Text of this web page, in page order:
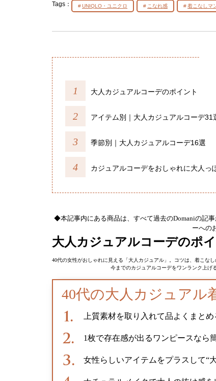
Tags： UNIQLO・ユニクロ こなれ感 着こなしマ
大人カジュアルコーデのポイント
アイテム別｜大人カジュアルコーデ31
季節別｜大人カジュアルコーデ16選
カジュアルコーデをおしゃれに大人っ
◆本記事内にある商品は、すべて過去のDomaniの記
ーへの
大人カジュアルコーデのポ
40代の女性がおしゃれに見える「大人カジュアル」。コツは、着こな
今までのカジュアルコーデをワンランク上げ
40代の大人カジュアル
上質素材を取り入れて品よくまとめ
1枚で存在感が出るワンピースなら
女性らしいアイテムをプラスして“